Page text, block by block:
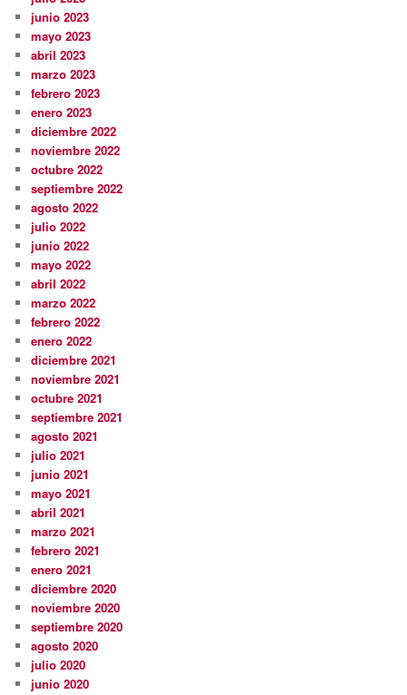
junio 2023
mayo 2023
abril 2023
marzo 2023
febrero 2023
enero 2023
diciembre 2022
noviembre 2022
octubre 2022
septiembre 2022
agosto 2022
julio 2022
junio 2022
mayo 2022
abril 2022
marzo 2022
febrero 2022
enero 2022
diciembre 2021
noviembre 2021
octubre 2021
septiembre 2021
agosto 2021
julio 2021
junio 2021
mayo 2021
abril 2021
marzo 2021
febrero 2021
enero 2021
diciembre 2020
noviembre 2020
septiembre 2020
agosto 2020
julio 2020
junio 2020